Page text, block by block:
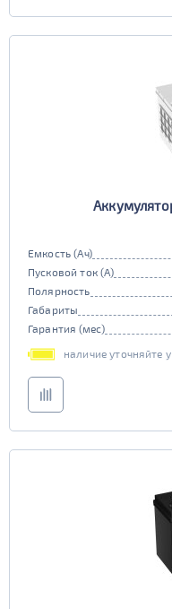
Емкость (Ач)
Пусковой ток (А)
Полярность
Габариты
Гарантия (мес)
наличие уточняйте